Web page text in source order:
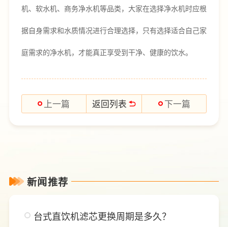
机、软水机、商务净水机等品类，大家在选择净水机时应根
据自身需求和水质情况进行合理选择，只有选择适合自己家
庭需求的净水机，才能真正享受到干净、健康的饮水。
上一篇 返回列表 下一篇
新闻推荐
台式直饮机滤芯更换周期是多久？